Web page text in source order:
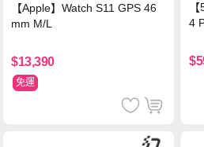
【Apple】Watch S11 GPS 46
mm M/L
$13,390
免運
4
保